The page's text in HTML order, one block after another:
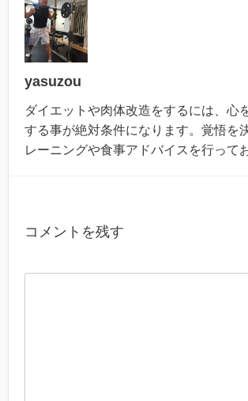
yasuzou
ダイエットや肉体改造をするには、心
する事が絶対条件になります。覚悟を
レーニングや食事アドバイスを行って
コメントを残す